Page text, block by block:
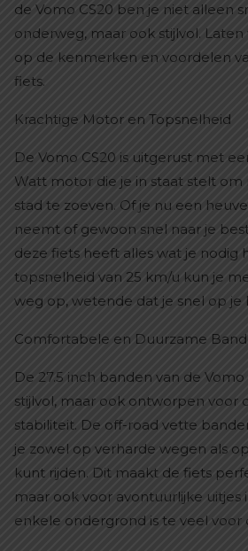
de Vomo CS20 ben je niet alleen
onderweg, maar ook stijlvol.
op de kenmerken en voordelen
fiets.
Krachtige Motor en Topsnelheid
De Vomo CS20 is uitgerust met
Watt motor die je in staat stelt
stad te zoeven. Of je nu een
neemt of gewoon snel naar je
deze fiets heeft alles wat je nodig
topsnelheid van 25 km/u kun je
weg op, wetende dat je snel op
Comfortabele en Duurzame
De 27.5 inch banden van de
stijlvol, maar ook ontworpen voor
stabiliteit. De off-road vette
je zowel op verharde wegen als
kunt rijden. Dit maakt de fiets
maar ook voor avontuurlijke uitjes
enkele ondergrond is te veel voor